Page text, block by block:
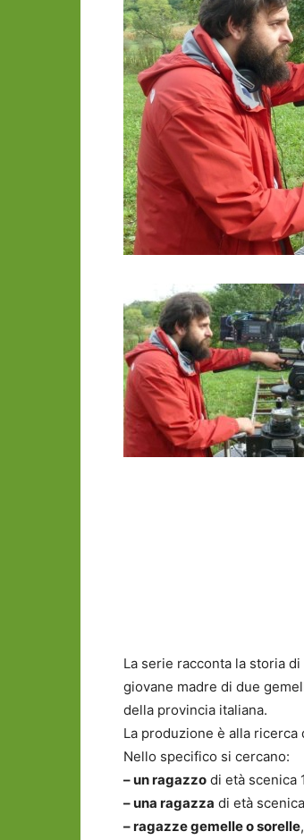
La serie racconta la storia
giovane madre di due
della provincia italiana.
La produzione è alla ricerca
Nello specifico si cercano:
– un ragazzo di età scenica
– una ragazza di età
– ragazze gemelle o sorelle